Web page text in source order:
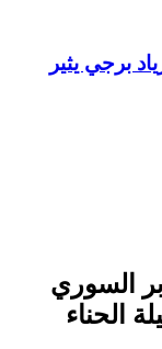
برجي يثير
السوري
الحناء